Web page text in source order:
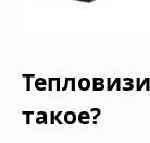
такое?